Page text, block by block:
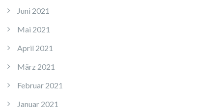
Juni 2021
Mai 2021
April 2021
März 2021
Februar 2021
Januar 2021